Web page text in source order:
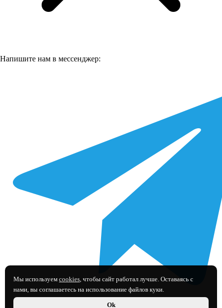
Мы используем cookies, чтобы сайт работал лучше. Оставаясь с
нами, вы соглашаетесь на использование файлов куки.
Ok
Напишите нам в мессенджер: